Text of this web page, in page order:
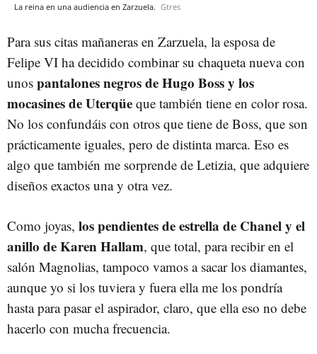
La reina en una audiencia en Zarzuela. Gtres
Para sus citas mañaneras en Zarzuela, la esposa de
Felipe VI ha decidido combinar su chaqueta nueva con
unos pantalones negros de Hugo Boss y los
mocasines de Uterqüe que también tiene en color rosa.
No los confundáis con otros que tiene de Boss, que son
prácticamente iguales, pero de distinta marca. Eso es
algo que también me sorprende de Letizia, que adquiere
diseños exactos una y otra vez.
Como joyas, los pendientes de estrella de Chanel y el
anillo de Karen Hallam, que total, para recibir en el
salón Magnolias, tampoco vamos a sacar los diamantes,
aunque yo si los tuviera y fuera ella me los pondría
hasta para pasar el aspirador, claro, que ella eso no debe
hacerlo con mucha frecuencia.